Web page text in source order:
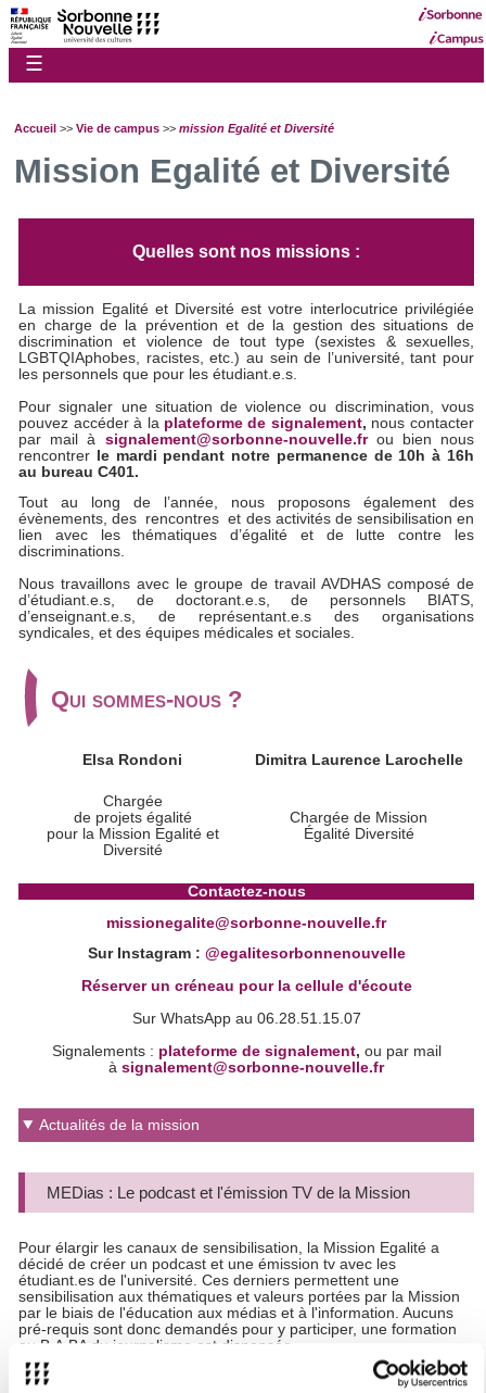
☰
Accueil >> Vie de campus >> mission Egalité et Diversité
Mission Egalité et Diversité
Quelles sont nos missions :
La mission Egalité et Diversité est votre interlocutrice privilégiée
en charge de la prévention et de la gestion des situations de
discrimination et violence de tout type (sexistes & sexuelles,
LGBTQIAphobes, racistes, etc.) au sein de l’université, tant pour
les personnels que pour les étudiant.e.s.
Pour signaler une situation de violence ou discrimination, vous
pouvez accéder à la plateforme de signalement, nous contacter
par mail à signalement@sorbonne-nouvelle.frou bien nous
rencontrer le mardi pendant notre permanence de 10h à 16h
au bureau C401.
Tout au long de l’année, nous proposons également des
évènements, des rencontres et des activités de sensibilisation en
lien avec les thématiques d’égalité et de lutte contre les
discriminations.
Nous travaillons avec le groupe de travail AVDHAS composé de
d’étudiant.e.s, de doctorant.e.s, de personnels BIATS,
d’enseignant.e.s, de représentant.e.s des organisations
syndicales, et des équipes médicales et sociales.
Qui sommes-nous ?
Elsa Rondoni Dimitra Laurence Larochelle
Chargée
de projets égalité
pour la Mission Egalité et
Diversité
Chargée de Mission
Égalité Diversité
Contactez-nous
missionegalite@sorbonne-nouvelle.fr
Sur Instagram : @egalitesorbonnenouvelle
Réserver un créneau pour la cellule d'écoute
Sur WhatsApp au 06.28.51.15.07
Signalements : plateforme de signalement, ou par mail
à signalement@sorbonne-nouvelle.fr
Actualités de la mission
MEDias : Le podcast et l'émission TV de la Mission
Pour élargir les canaux de sensibilisation, la Mission Egalité a
décidé de créer un podcast et une émission tv avec les
étudiant.es de l'université. Ces derniers permettent une
sensibilisation aux thématiques et valeurs portées par la Mission
par le biais de l'éducation aux médias et à l'information. Aucuns
pré-requis sont donc demandés pour y participer, une formation
au B.A.BA du journalisme est dispensée.
Ce projet existe grâce à la participation étudiante.
Pour y